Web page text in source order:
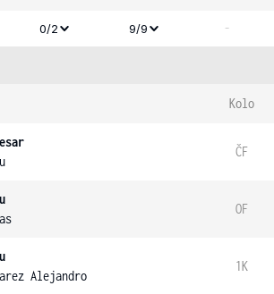
0/2 9/9 -
Kolo
ČF
OF
Alejandro
1K